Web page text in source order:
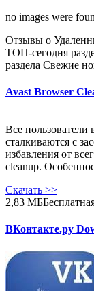
no images were
Отзывы о
ТОП-сегодня
раздела Свежие
Avast Browser
Все
сталкиваются с
избавления от
cleanup.
Скачать >>
2,83 МБ
ВКонтакте.ру